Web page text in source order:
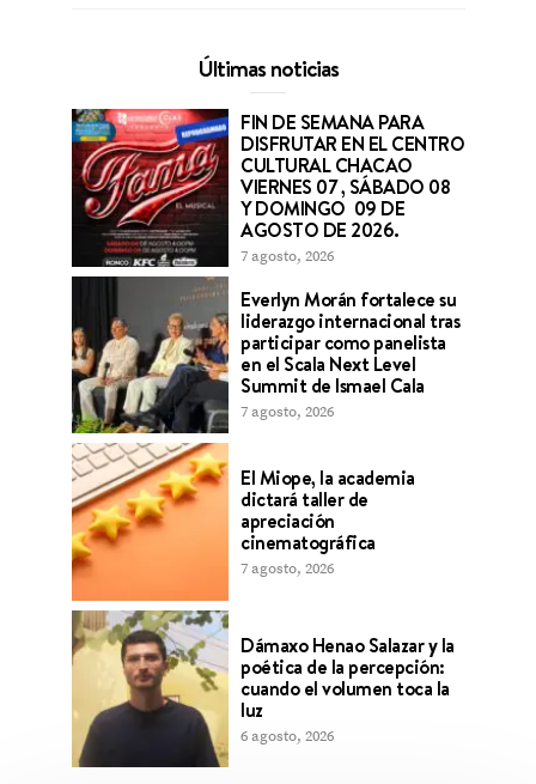
Últimas noticias
FIN DE SEMANA PARA
DISFRUTAR EN EL CENTRO
CULTURAL CHACAO
VIERNES 07 , SÁBADO 08
Y DOMINGO 09 DE
AGOSTO DE 2026.
7 agosto, 2026
Everlyn Morán fortalece su
liderazgo internacional tras
participar como panelista
en el Scala Next Level
Summit de Ismael Cala
7 agosto, 2026
El Miope, la academia
dictará taller de
apreciación
cinematográfica
7 agosto, 2026
Dámaxo Henao Salazar y la
poética de la percepción:
cuando el volumen toca la
luz
6 agosto, 2026